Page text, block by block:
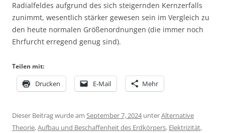
Radialfeldes aufgrund des sich steigernden Kernzerfalls
zunimmt, wesentlich stärker gewesen sein im Vergleich zu
den heute normalen Größenordnungen (die immer noch
Ehrfurcht erregend genug sind).
Teilen mit:
Drucken E-Mail Mehr
Dieser Beitrag wurde am September 7, 2024unterAlternative
Theorie,Aufbau und Beschaffenheit des Erdkörpers, Elektrizität,